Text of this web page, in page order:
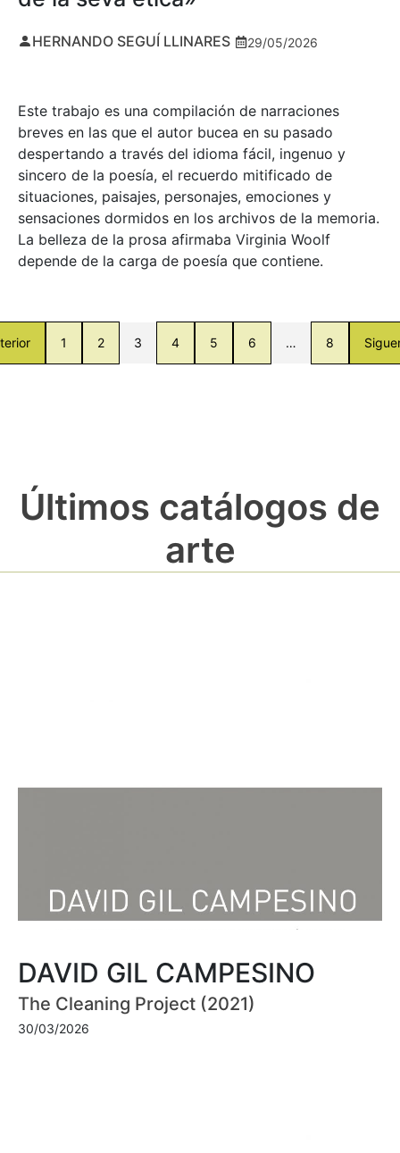
HERNANDO SEGUÍ LLINARES 29/05/2026
Este trabajo es una compilación de narraciones
breves en las que el autor bucea en su pasado
despertando a través del idioma fácil, ingenuo y
sincero de la poesía, el recuerdo mitificado de
situaciones, paisajes, personajes, emociones y
sensaciones dormidos en los archivos de la memoria.
La belleza de la prosa afirmaba Virginia Woolf
depende de la carga de poesía que contiene.
1 2 3 4 5 6 … 8
Últimos catálogos de
arte
DAVID GIL CAMPESINO
The Cleaning Project (2021)
30/03/2026